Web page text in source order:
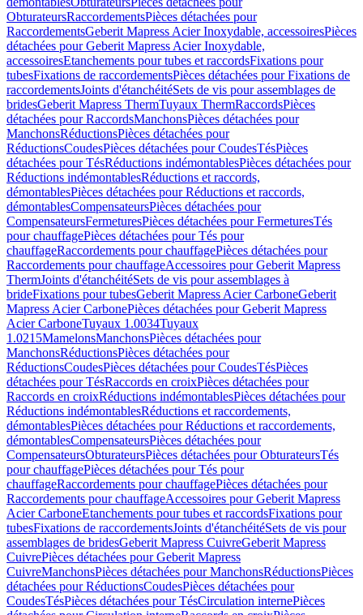
ObturateursRaccordementsPièces détachées pour
RaccordementsGeberit Mapress Acier Inoxydable, accessoiresPièces
détachées pour Geberit Mapress Acier Inoxydable,
accessoiresEtanchements pour tubes et raccordsFixations pour
tubesFixations de raccordementsPièces détachées pour Fixations de
raccordementsJoints d'étanchéitéSets de vis pour assemblages de
bridesGeberit Mapress ThermTuyaux ThermRaccordsPièces
détachées pour RaccordsManchonsPièces détachées pour
ManchonsRéductionsPièces détachées pour
RéductionsCoudesPièces détachées pour CoudesTésPièces
détachées pour TésRéductions indémontablesPièces détachées pour
Réductions indémontablesRéductions et raccords,
démontablesPièces détachées pour Réductions et raccords,
démontablesCompensateursPièces détachées pour
CompensateursFermeturesPièces détachées pour FermeturesTés
pour chauffagePièces détachées pour Tés pour
chauffageRaccordements pour chauffagePièces détachées pour
Raccordements pour chauffageAccessoires pour Geberit Mapress
ThermJoints d'étanchéitéSets de vis pour assemblages à
brideFixations pour tubesGeberit Mapress Acier CarboneGeberit
Mapress Acier CarbonePièces détachées pour Geberit Mapress
Acier CarboneTuyaux 1.0034Tuyaux
1.0215MamelonsManchonsPièces détachées pour
ManchonsRéductionsPièces détachées pour
RéductionsCoudesPièces détachées pour CoudesTésPièces
détachées pour TésRaccords en croixPièces détachées pour
Raccords en croixRéductions indémontablesPièces détachées pour
Réductions indémontablesRéductions et raccordements,
démontablesPièces détachées pour Réductions et raccordements,
démontablesCompensateursPièces détachées pour
CompensateursObturateursPièces détachées pour ObturateursTés
pour chauffagePièces détachées pour Tés pour
chauffageRaccordements pour chauffagePièces détachées pour
Raccordements pour chauffageAccessoires pour Geberit Mapress
Acier CarboneEtanchements pour tubes et raccordsFixations pour
tubesFixations de raccordementsJoints d'étanchéitéSets de vis pour
assemblages de bridesGeberit Mapress CuivreGeberit Mapress
CuivrePièces détachées pour Geberit Mapress
CuivreManchonsPièces détachées pour ManchonsRéductionsPièces
détachées pour RéductionsCoudesPièces détachées pour
CoudesTésPièces détachées pour TésCirculation internePièces